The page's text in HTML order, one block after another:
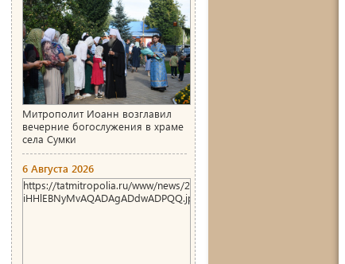
Митрополит Иоанн возглавил
вечерние богослужения в храме
села Сумки
6 Августа 2026
https://tatmitropolia.ru/www/news/2026/8/
iHHlEBNyMvAQADAgADdwADPQQ.jpg